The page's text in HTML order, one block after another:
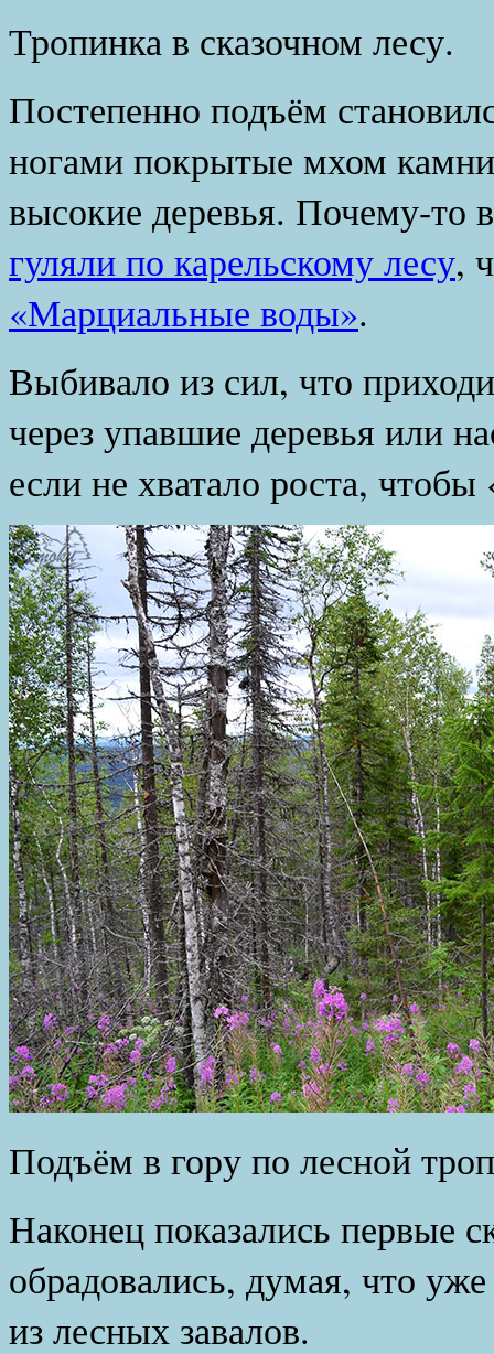
Тропинка в сказочном лесу.
Постепенно подъём
ногами покрытые мхом
высокие деревья. Почему-то
гуляли по карельскому лесу,
«Марциальные воды».
Выбивало из сил, что
через упавшие деревья или
если не хватало роста, чтобы
Подъём в гору по лесной
Наконец показались первые
обрадовались, думая, что
из лесных завалов.